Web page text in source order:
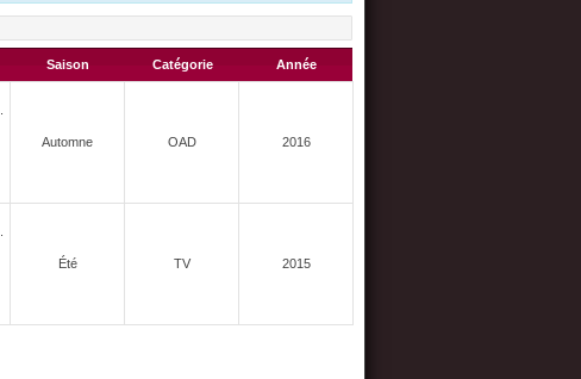
Saison Catégorie Année
Automne
OAD 2016
Été
TV 2015